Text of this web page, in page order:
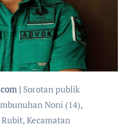
| Sorotan publik
Noni (14),
Kecamatan